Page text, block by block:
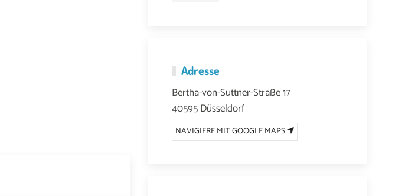
Adresse
Bertha-von-Suttner-Straße 17
40595 Düsseldorf
NAVIGIERE MIT GOOGLE MAPS